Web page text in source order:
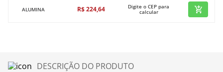
ALUMINA R$ 224,64 Digite o CEP para
calcular
DESCRIÇÃO DO PRODUTO